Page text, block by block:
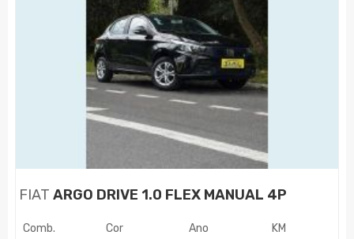
FIAT ARGO DRIVE 1.0 FLEX MANUAL 4P
Comb. Cor Ano KM